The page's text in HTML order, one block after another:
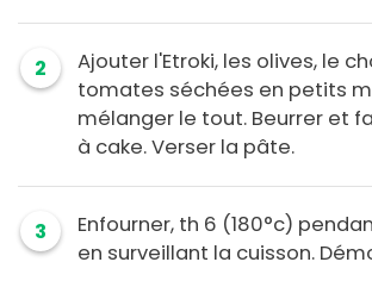
2
Ajouter l'Etroki, les olives, le
tomates séchées en petits
mélanger le tout. Beurrer et
à cake. Verser la pâte.
3
Enfourner, th 6 (180°c)
en surveillant la cuisson.